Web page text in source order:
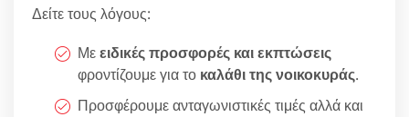
Δείτε τους λόγους:
Μεειδικές προσφορές και εκπτώσεις
φροντίζουμε για το καλάθι της νοικοκυράς.
Προσφέρουμε ανταγωνιστικές τιμές αλλά και